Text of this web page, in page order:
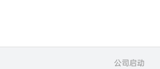
公司启动